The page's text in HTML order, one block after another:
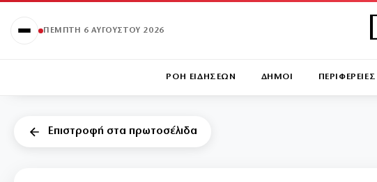
ΠΈΜΠΤΗ 6 ΑΥΓΟΎΣΤΟΥ 2026
ΡΟΗ ΕΙΔΗΣΕΩΝ ΔΗΜΟΙ ΠΕΡΙΦΕΡΕΙΕΣ
Επιστροφή στα πρωτοσέλιδα